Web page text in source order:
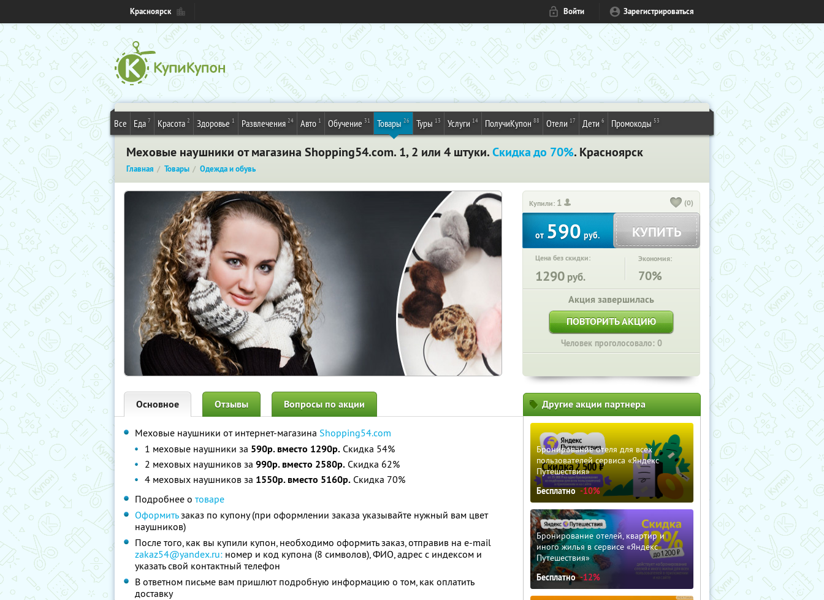
Красноярск Войти Зарегистрироваться
Все Еда 7 Красота 2 Здоровье 1 Развлечения 24 Авто 1 Обучение 31 Товары 26 Туры 13 Услуги 14 ПолучиКупон 88 Отели 17 Дети 6 Промокоды 53
Меховые наушники от магазина Shopping54.com. 1, 2 или 4 штуки.Скидка до 70%. Красноярск
Главная Товары Одежда и обувь
Купили: 1 (0)
от590руб. КУПИТЬ
Цена без скидки:
1290 руб.
Экономия:
70%
Акция завершилась
ПОВТОРИТЬ АКЦИЮ
Человек проголосовало: 0
Основное Отзывы Вопросы по акции
Меховые наушники от интернет-магазина Shopping54.com
1 меховые наушники за 590р. вместо 1290р. Скидка 54%
2 меховых наушников за 990р. вместо 2580р. Скидка 62%
4 меховых наушников за 1550р. вместо 5160р. Скидка 70%
Подробнее о товаре
Оформитьзаказ по купону (при оформлении заказа указывайте нужный вам цвет
наушников)
После того, как вы купили купон, необходимо оформить заказ, отправив на e-mail
zakaz54@yandex.ru: номер и код купона (8 символов), ФИО, адрес с индексом и
указать свой контактный телефон
В ответном письме вам пришлют подробную информацию о том, как оплатить
доставку
Другие акции партнера
Бронирование отеля для всех
пользователей сервиса «Яндекс
Путешествия»
Бесплатно -10%
Бронирование отелей, квартир и
иного жилья в сервисе «Яндекс
Путешествия»
Бесплатно -12%